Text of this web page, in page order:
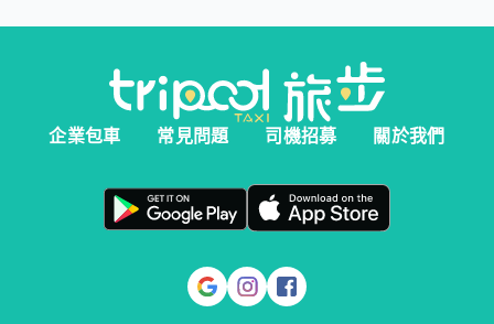
企業包車 常見問題 司機招募 關於我們